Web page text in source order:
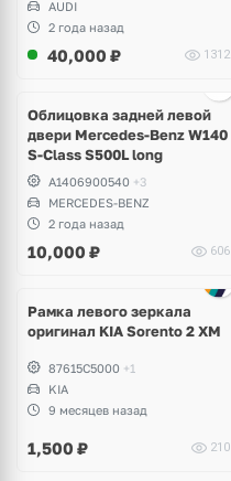
AUDI
2 года назад
40,000 ₽ 1312
Облицовка задней левой
двери Mercedes-Benz W140
S-Class S500L long
A1406900540 +3
MERCEDES-BENZ
2 года назад
10,000 ₽ 606
Рамка левого зеркала
оригинал KIA Sorento 2 XM
87615C5000 +1
KIA
9 месяцев назад
1,500 ₽ 210